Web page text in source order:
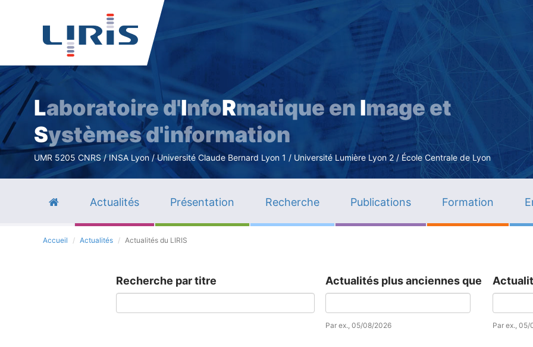
contenu
principal
Laboratoire d'InfoRmatique en Image et
Systèmes d'information
UMR 5205 CNRS / INSA Lyon / Université Claude Bernard Lyon 1 / Université Lumière Lyon 2 / École Centrale de Lyon
Actualités Présentation Recherche Publications Formation
Accueil Actualités Actualités du LIRIS
Recherche par titre Actualités plus anciennes que
Date
Par ex., 05/08/2026 Date
Par ex.,